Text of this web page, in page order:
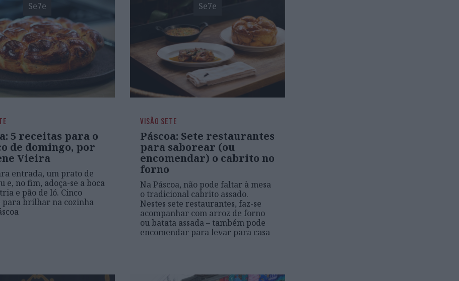
Se7e
5 receitas para o
de domingo, por
Vieira
entrada, um prato de
e, no fim, adoça-se a boca
e pão de ló. Cinco
para brilhar na cozinha
Se7e
VISÃO SETE
Páscoa: Sete restaurantes
para saborear (ou
encomendar) o cabrito no
forno
Na Páscoa, não pode faltar à mesa
o tradicional cabrito assado.
Nestes sete restaurantes, faz-se
acompanhar com arroz de forno
ou batata assada – também pode
encomendar para levar para casa